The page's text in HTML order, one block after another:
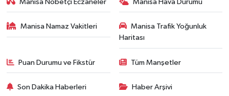
yaşadı
Dönem: Minik Terzi’den Anne-
Çocuk Stilini Tamamlayan
Koleksiyonlar
Manisa Nöbetçi Eczaneler Manisa Hava Durumu
Manisa Namaz Vakitleri
Manisa Trafik Yoğunluk
Haritası
Puan Durumu ve Fikstür Tüm Manşetler
Son Dakika Haberleri Haber Arşivi